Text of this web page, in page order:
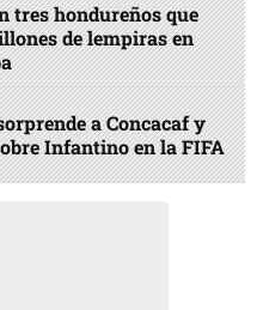
tres hondureños que
de lempiras en
a Concacaf y
Infantino en la FIFA